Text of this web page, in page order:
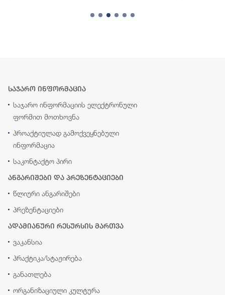
საჯარო ინფორმაცია
საჯარო ინფორმაციის ელექტრონული
ფორმით მოთხოვნა
პროაქტიულად გამოქვეყნებული
ინფორმაცია
საკონტაქტო პირი
ანგარიშები და პრეზენტაციები
წლიური ანგარიშები
პრეზენტაციები
ადამიანური რესურსის მართვა
ვაკანსია
პრაქტიკა/სტაჟირება
განათლება
ორგანიზაციული კულტურა